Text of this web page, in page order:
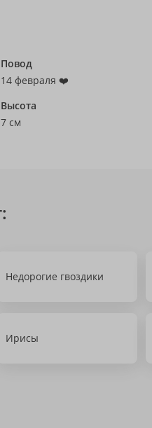
Повод
14 февраля ❤️
Высота
7 см
Недорогие гвоздики
Ирисы